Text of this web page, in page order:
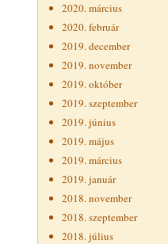
2020. március
2020. február
2019. december
2019. november
2019. október
2019. szeptember
2019. június
2019. május
2019. március
2019. január
2018. november
2018. szeptember
2018. július